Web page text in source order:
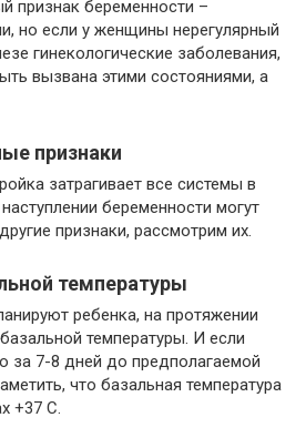
признак беременности –
но если у женщины нерегулярный
гинекологические заболевания,
вызвана этими состояниями, а
признаки
затрагивает все системы в
беременности могут
признаки, рассмотрим их.
температуры
ребенка, на протяжении
температуры. И если
за 7-8 дней до предполагаемой
что базальная температура
+37 С.